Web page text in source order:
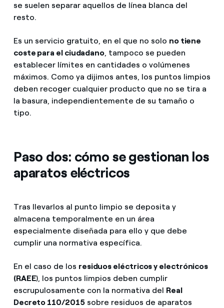
se suelen separar aquellos de línea blanca del
resto.
Es un servicio gratuito, en el que no solo no tiene
coste para el ciudadano, tampoco se pueden
establecer límites en cantidades o volúmenes
máximos. Como ya dijimos antes, los puntos limpios
deben recoger cualquier producto que no se tira a
la basura, independientemente de su tamaño o
tipo.
Paso dos: cómo se gestionan los
aparatos eléctricos
Tras llevarlos al punto limpio se deposita y
almacena temporalmente en un área
especialmente diseñada para ello y que debe
cumplir una normativa específica.
En el caso de los residuos eléctricos y electrónicos
(RAEE), los puntos limpios deben cumplir
escrupulosamente con la normativa del Real
Decreto 110/2015sobre residuos de aparatos